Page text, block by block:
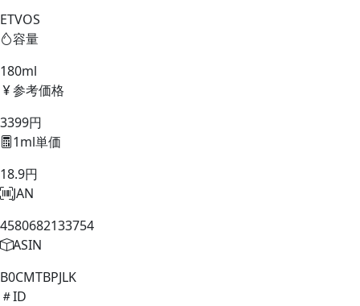
ETVOS
容量
180ml
参考価格
3399円
1ml単価
18.9円
JAN
4580682133754
ASIN
B0CMTBPJLK
ID